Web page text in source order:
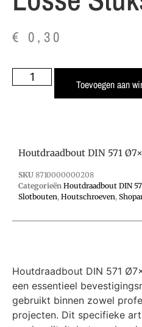
€ 0,30
Toevoegen aan
Houtdraadbout DIN 571
SKU 8710000000208
Categorieën Houtdraadbout DIN
Slotbouten, Houtschroeven,
Houtdraadbout DIN 571
een essentieel
gebruikt binnen zowel
projecten. Dit specifieke